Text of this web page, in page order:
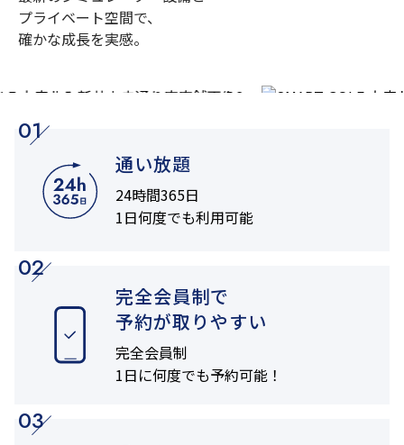
プライベート空間で、
確かな成長を実感。
01
通い放題
24時間365日
1日何度でも利用可能
02
完全会員制で
予約が取りやすい
完全会員制
1日に何度でも予約可能！
03